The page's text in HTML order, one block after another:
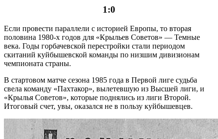
1:0
Если провести параллели с историей Европы, то вторая
половина 1980-х годов для «Крыльев Советов» — Темные
века. Годы горбачевской перестройки стали периодом
скитаний куйбышевской команды по низшим дивизионам
чемпионата страны.
В стартовом матче сезона 1985 года в Первой лиге судьба
свела команду «Пахтакор», вылетевшую из Высшей лиги, и
«Крылья Советов», которые поднялись из лиги Второй.
Итоговый счет, увы, оказался не в пользу куйбышевцев.